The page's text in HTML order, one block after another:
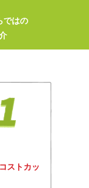
ではの
ストカッ